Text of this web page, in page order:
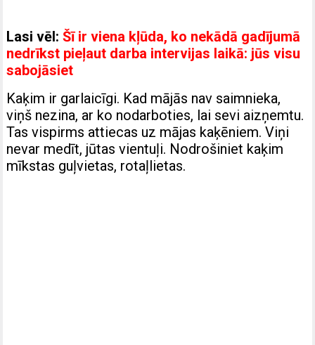
Lasi vēl:Šī ir viena kļūda, ko nekādā gadījumā
nedrīkst pieļaut darba intervijas laikā: jūs visu
sabojāsiet
Kaķim ir garlaicīgi. Kad mājās nav saimnieka,
viņš nezina, ar ko nodarboties, lai sevi aizņemtu.
Tas vispirms attiecas uz mājas kaķēniem. Viņi
nevar medīt, jūtas vientuļi. Nodrošiniet kaķim
mīkstas guļvietas, rotaļlietas.